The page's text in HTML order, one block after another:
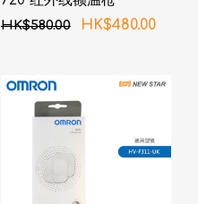
HK$580.00 HK$480.00